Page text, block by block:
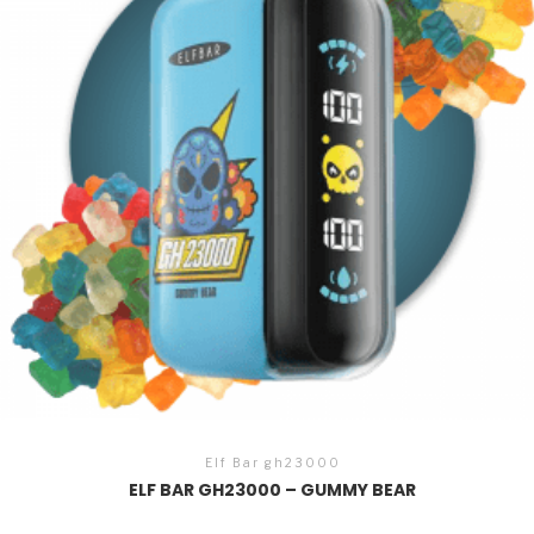
Elf Bar gh23000
ELF BAR GH23000 – GUMMY BEAR